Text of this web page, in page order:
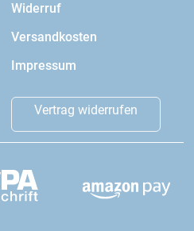
Widerruf
Versandkosten
Impressum
Vertrag widerrufen